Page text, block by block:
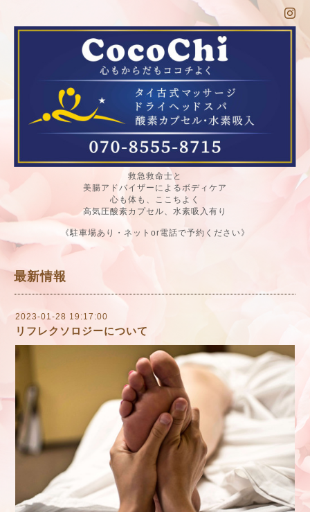
救急救命士と
美腸アドバイザーによるボディケア
心も体も、ここちよく
高気圧酸素カプセル、水素吸入有り
《駐車場あり・ネットor電話で予約ください》
最新情報
2023-01-28 19:17:00
リフレクソロジーについて